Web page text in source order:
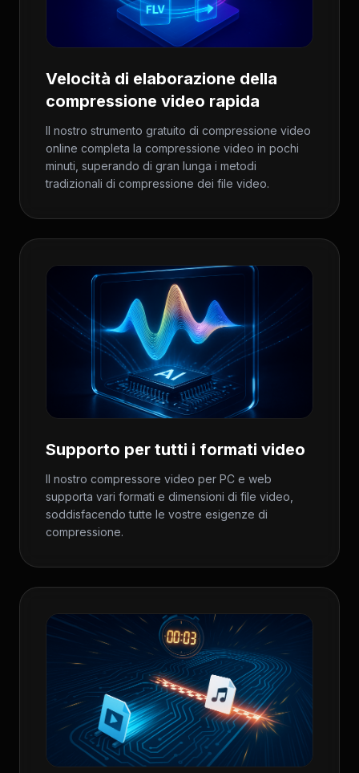
Velocità di elaborazione della
compressione video rapida
Il nostro strumento gratuito di compressione video
online completa la compressione video in pochi
minuti, superando di gran lunga i metodi
tradizionali di compressione dei file video.
Supporto per tutti i formati video
Il nostro compressore video per PC e web
supporta vari formati e dimensioni di file video,
soddisfacendo tutte le vostre esigenze di
compressione.